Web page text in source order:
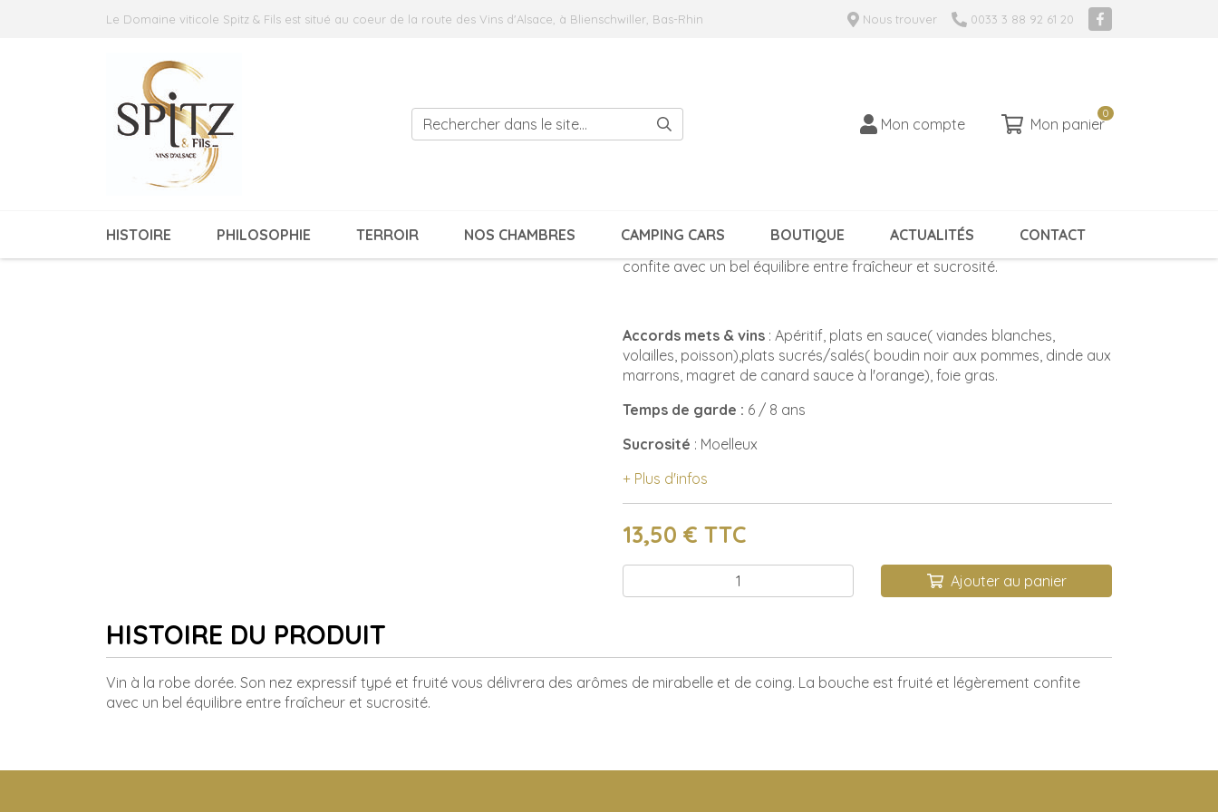
Le Domaine viticole Spitz & Fils est situé au coeur de la route des Vins d'Alsace, à Blienschwiller, Bas-Rhin Nous trouver 0033 3 88 92 61 20
Mon compte
0
0 article
Mon panier
HISTOIRE PHILOSOPHIE TERROIR NOS CHAMBRES CAMPING CARS BOUTIQUE ACTUALITÉS CONTACT
PINOT GRIS PRESTIGE 2024 - HVE
Vin à la robe dorée. Son nez expressif typé et fruité vous délivrera des
arômes de mirabelle et de coing. La bouche est fruité et légèrement
confite avec un bel équilibre entre fraîcheur et sucrosité.
Accords mets & vins : Apéritif, plats en sauce( viandes blanches,
volailles, poisson),plats sucrés/salés( boudin noir aux pommes, dinde aux
marrons, magret de canard sauce à l'orange), foie gras.
Temps de garde : 6 / 8 ans
Sucrosité : Moelleux
+ Plus d'infos
13,50 € TTC
Qté :
Ajouter au panier
HISTOIRE DU PRODUIT
Vin à la robe dorée. Son nez expressif typé et fruité vous délivrera des arômes de mirabelle et de coing. La bouche est fruité et légèrement confite
avec un bel équilibre entre fraîcheur et sucrosité.